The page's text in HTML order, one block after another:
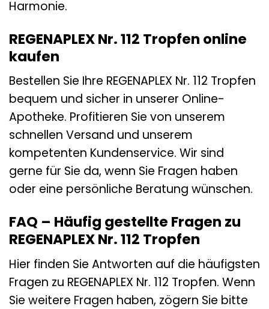
Harmonie.
REGENAPLEX Nr. 112 Tropfen online
kaufen
Bestellen Sie Ihre REGENAPLEX Nr. 112 Tropfen
bequem und sicher in unserer Online-
Apotheke. Profitieren Sie von unserem
schnellen Versand und unserem
kompetenten Kundenservice. Wir sind
gerne für Sie da, wenn Sie Fragen haben
oder eine persönliche Beratung wünschen.
FAQ – Häufig gestellte Fragen zu
REGENAPLEX Nr. 112 Tropfen
Hier finden Sie Antworten auf die häufigsten
Fragen zu REGENAPLEX Nr. 112 Tropfen. Wenn
Sie weitere Fragen haben, zögern Sie bitte